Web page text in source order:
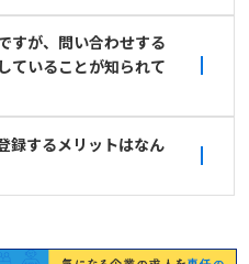
すが、問い合わせする
ていることが知られて
録するメリットはなん